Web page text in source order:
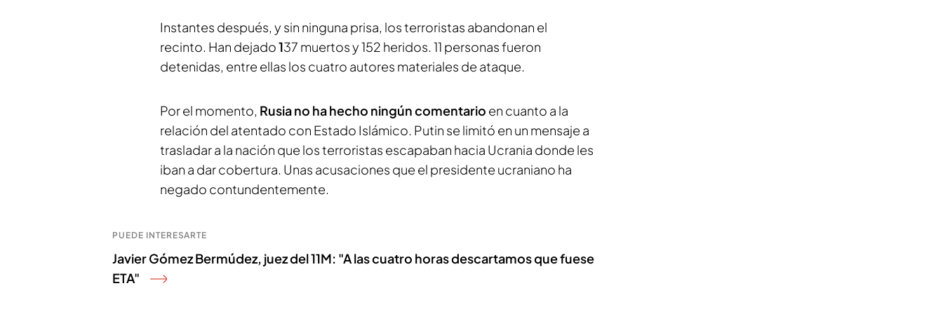
Instantes después, y sin ninguna prisa, los terroristas abandonan el
recinto. Han dejado137 muertos y 152 heridos. 11 personas fueron
detenidas, entre ellas los cuatro autores materiales de ataque.
Por el momento, Rusia no ha hecho ningún comentario en cuanto a la
relación del atentado con Estado Islámico. Putin se limitó en un mensaje a
trasladar a la nación que los terroristas escapaban hacia Ucrania donde les
iban a dar cobertura. Unas acusaciones que el presidente ucraniano ha
negado contundentemente.
PUEDE INTERESARTE
Javier Gómez Bermúdez, juez del 11M: "A las cuatro horas descartamos que fuese
ETA"